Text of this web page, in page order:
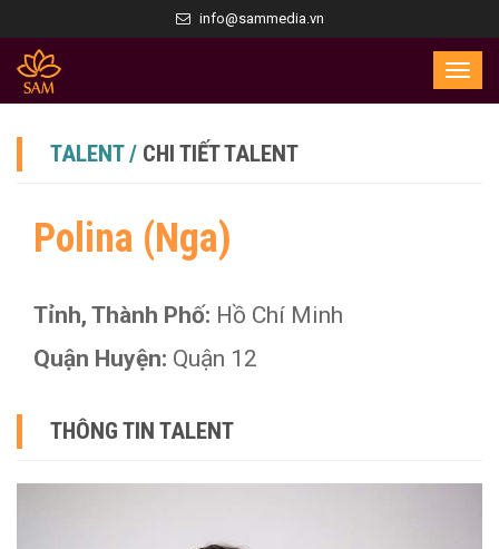
info@sammedia.vn
TALENT / CHI TIẾT TALENT
Polina (Nga)
Tỉnh, Thành Phố: Hồ Chí Minh
Quận Huyện: Quận 12
THÔNG TIN TALENT